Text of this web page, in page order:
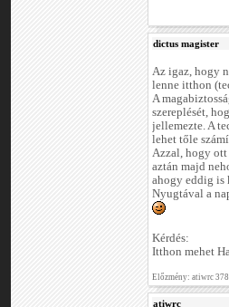
dictus magister
Az igaz, hogy
lenne itthon
A
szereplését,
jellemezte. A
lehet tőle
Azzal, hogy ott
aztán majd
ahogy eddig is
Nyugtával a
Kérdés:
Itthon mehet
Előzmény: atiwrc
atiwrc